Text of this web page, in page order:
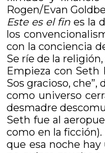
Rogen/Evan
Este es el fin es la
los
con la conciencia
Se ríe de la
Empieza con Seth
Sos gracioso,
como universo
desmadre
Seth fue al
como en la
que esa noche